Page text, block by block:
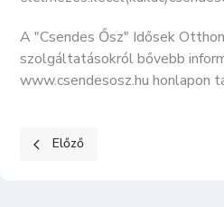
A "Csendes Ősz" Idősek
szolgáltatásokról bővebb
www.csendesosz.hu honlapon
Előző cikk: KECEL VÁROS
Előző